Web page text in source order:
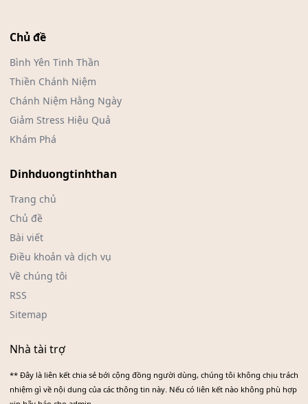
Chủ đề
Bình Yên Tinh Thần
Thiền Chánh Niệm
Chánh Niệm Hằng Ngày
Giảm Stress Hiệu Quả
Khám Phá
Dinhduongtinhthan
Trang chủ
Chủ đề
Bài viết
Điều khoản và dịch vụ
Về chúng tôi
RSS
Sitemap
Nhà tài trợ
** Đây là liên kết chia sẻ bới cộng đồng người dùng, chúng tôi không chịu trách
nhiệm gì về nội dung của các thông tin này. Nếu có liên kết nào không phù hợp